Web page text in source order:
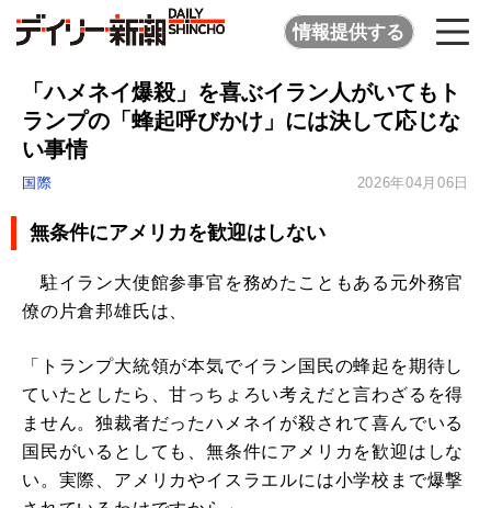
情報提供する
「ハメネイ爆殺」を喜ぶイラン人がいてもト
ランプの「蜂起呼びかけ」には決して応じな
い事情
国際 2026年04月06日
無条件にアメリカを歓迎はしない
駐イラン大使館参事官を務めたこともある元外務官
僚の片倉邦雄氏は、
「トランプ大統領が本気でイラン国民の蜂起を期待し
ていたとしたら、甘っちょろい考えだと言わざるを得
ません。独裁者だったハメネイが殺されて喜んでいる
国民がいるとしても、無条件にアメリカを歓迎はしな
い。実際、アメリカやイスラエルには小学校まで爆撃